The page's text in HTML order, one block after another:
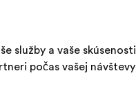
ako
uvedené v
osobnom priestore
služby a vaše
počas vašej